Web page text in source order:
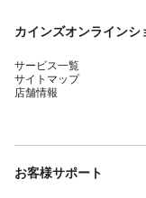
カインズオンラインシ
サービス一覧
サイトマップ
店舗情報
お客様サポート